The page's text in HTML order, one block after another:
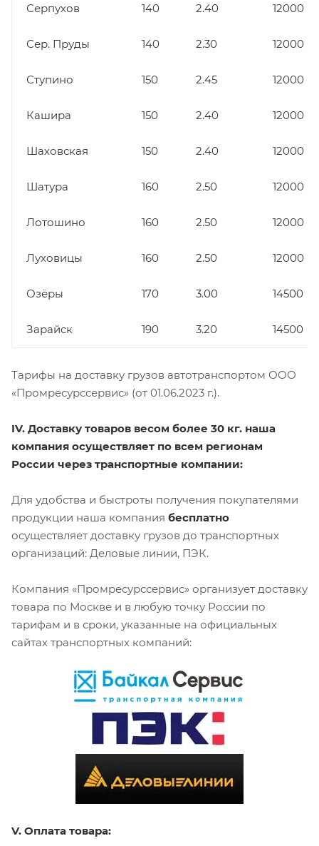
Серпухов 140 2.40 12000
Сер. Пруды 140 2.30 12000
Ступино 150 2.45 12000
Кашира 150 2.40 12000
Шаховская 150 2.40 12000
Шатура 160 2.50 12000
Лотошино 160 2.50 12000
Луховицы 160 2.50 12000
Озёры 170 3.00 14500
Зарайск 190 3.20 14500
Тарифы на доставку грузов автотранспортом ООО
«Промресурссервис» (от 01.06.2023 г.).
IV. Доставку товаров весом более 30 кг. наша
компания осуществляет по всем регионам
России через транспортные компании:
Для удобства и быстроты получения покупателями
продукции наша компания бесплатно
осуществляет доставку грузов до транспортных
организаций: Деловые линии, ПЭК.
Компания «Промресурссервис» организует доставку
товара по Москве и в любую точку России по
тарифам и в сроки, указанные на официальных
сайтах транспортных компаний:
V. Оплата товара: